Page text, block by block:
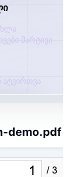
მარტივი
ატვირთვა